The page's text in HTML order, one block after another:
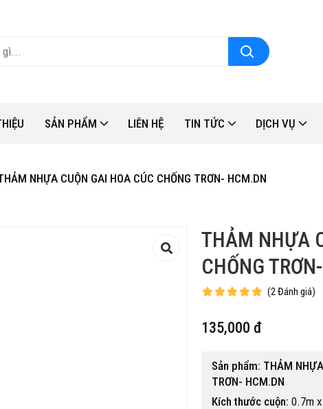
SẢN PHẨM LIÊN HỆ TIN TỨC DỊCH VỤ
NHỰA CUỘN GAI HOA CÚC CHỐNG TRƠN- HCM.DN
THẢM NHỰA
CHỐNG
(2 Đánh giá)
135,000 đ
Sản phẩm: THẢM
TRƠN- HCM.DN
Kích thước cuộn: 0.7m